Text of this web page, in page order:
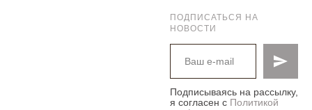
ПОДПИСАТЬСЯ НА
НОВОСТИ
Подписываясь на рассылку,
я согласен с Политикой